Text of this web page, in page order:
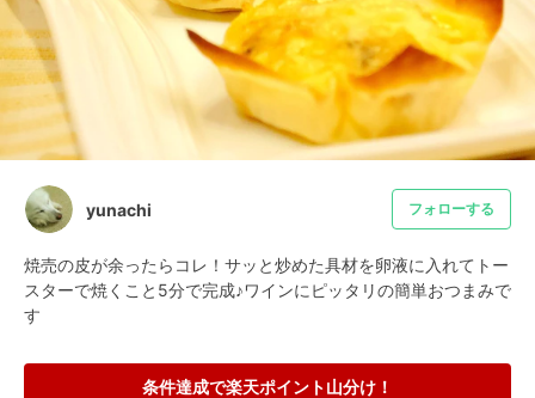
yunachi フォローする
焼売の皮が余ったらコレ！サッと炒めた具材を卵液に入れてトー
スターで焼くこと5分で完成♪ワインにピッタリの簡単おつまみで
す
条件達成で楽天ポイント山分け！